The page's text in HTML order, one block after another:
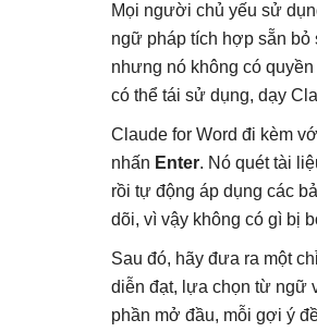
Mọi người chủ yếu sử
ngữ pháp tích hợp sẵn bỏ
nhưng nó không có
có thể tái sử dụng, dạy
Claude for Word đi kèm
nhấn Enter. Nó quét tài
rồi tự động áp dụng các
dõi, vì vậy không có gì bị
Sau đó, hãy đưa ra một
diễn đạt, lựa chọn từ ngữ
phần mở đầu, mỗi gợi ý